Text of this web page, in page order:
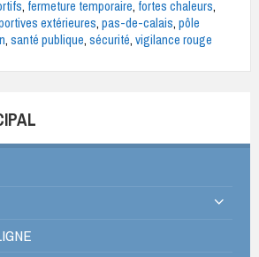
, fermeture temporaire, fortes chaleurs,
extérieures, pas-de-calais, pôle
, santé publique, sécurité, vigilance rouge